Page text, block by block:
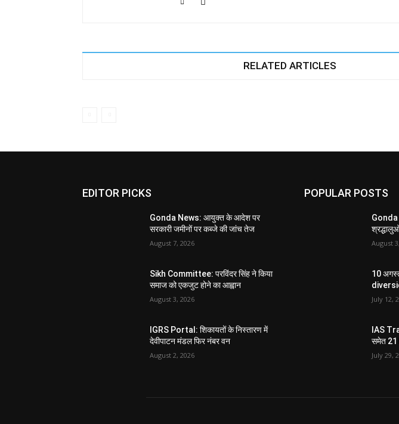
RELATED ARTICLES
EDITOR PICKS
Gonda News: आयुक्त के आदेश पर
सरकारी जमीनों पर कब्जे की जांच तेज
August 7, 2026
Sikh Committee: परविंदर सिंह ने किया
समाज को एकजुट होने का आह्वान
August 3, 2026
IGRS Portal: शिकायतों के निस्तारण में
देवीपाटन मंडल फिर नंबर वन
August 2, 2026
POPULAR POSTS
Gonda
August
10
July 12,
IAS
समेत 21
July 29,